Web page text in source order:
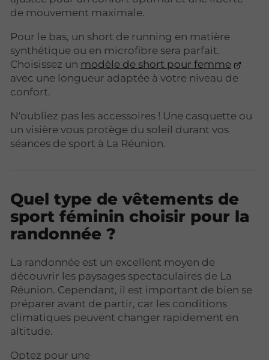
de mouvement maximale.
Pour le bas, un short de running en matière
synthétique ou en microfibre sera parfait.
Choisissez un modèle de short pour femme
avec une longueur adaptée à votre niveau de
confort.
N'oubliez pas les accessoires ! Une casquette ou
un visière vous protège du soleil durant vos
séances de sport à La Réunion.
Quel type de vêtements de
sport féminin choisir pour la
randonnée ?
La randonnée est un excellent moyen de
découvrir les paysages spectaculaires de La
Réunion. Cependant, il est important de bien se
préparer avant de partir, car les conditions
climatiques peuvent changer rapidement en
altitude.
Optez pour une